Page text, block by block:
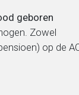
geboren
Zowel
op de